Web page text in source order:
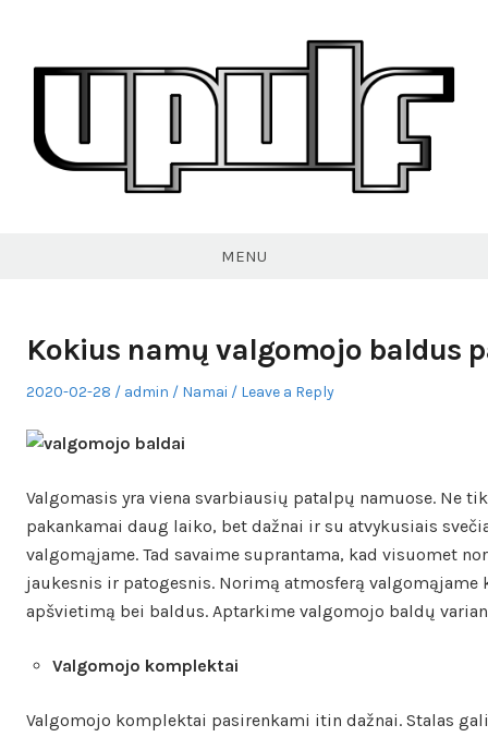
content
MENU
Kokius namų valgomojo baldus
Posted
2020-02-28 Author
admin
Posted
Namai Leave a Reply
Valgomasis yra viena svarbiausių patalpų namuose. Ne
pakankamai daug laiko, bet dažnai ir su atvykusiais
valgomąjame. Tad savaime suprantama, kad visuomet
jaukesnis ir patogesnis. Norimą atmosferą
apšvietimą bei baldus. Aptarkime valgomojo baldų
Valgomojo komplektai
Valgomojo komplektai pasirenkami itin dažnai. Stalas